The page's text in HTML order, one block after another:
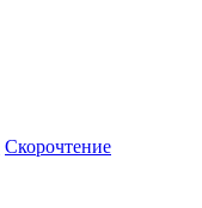
Скорочтение